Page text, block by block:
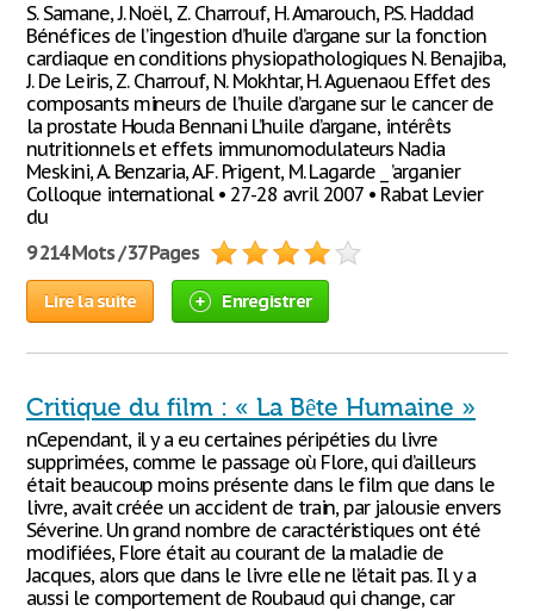
S. Samane, J. Noël, Z. Charrouf, H. Amarouch, P.S. Haddad
Bénéfices de l’ingestion d’huile d’argane sur la fonction
cardiaque en conditions physiopathologiques N. Benajiba,
J. De Leiris, Z. Charrouf, N. Mokhtar, H. Aguenaou Effet des
composants mineurs de l’huile d’argane sur le cancer de
la prostate Houda Bennani L’huile d’argane, intérêts
nutritionnels et effets immunomodulateurs Nadia
Meskini, A. Benzaria, A.F. Prigent, M. Lagarde _ ’arganier
Colloque international • 27-28 avril 2007 • Rabat Levier
du
9 214 Mots / 37 Pages
Lire la suite Enregistrer
Critique du film : « La Bête Humaine »
nCependant, il y a eu certaines péripéties du livre
supprimées, comme le passage où Flore, qui d’ailleurs
était beaucoup moins présente dans le film que dans le
livre, avait créée un accident de train, par jalousie envers
Séverine. Un grand nombre de caractéristiques ont été
modifiées, Flore était au courant de la maladie de
Jacques, alors que dans le livre elle ne l’était pas. Il y a
aussi le comportement de Roubaud qui change, car